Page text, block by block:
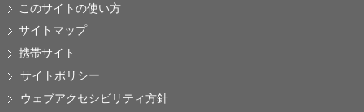
このサイトの使い方
サイトマップ
携帯サイト
サイトポリシー
ウェブアクセシビリティ方針